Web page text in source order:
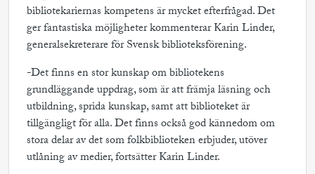
bibliotekariernas kompetens är mycket efterfrågad. Det
ger fantastiska möjligheter kommenterar Karin Linder,
generalsekreterare för Svensk biblioteksförening.
-Det finns en stor kunskap om bibliotekens
grundläggande uppdrag, som är att främja läsning och
utbildning, sprida kunskap, samt att biblioteket är
tillgängligt för alla. Det finns också god kännedom om
stora delar av det som folkbiblioteken erbjuder, utöver
utlåning av medier, fortsätter Karin Linder.